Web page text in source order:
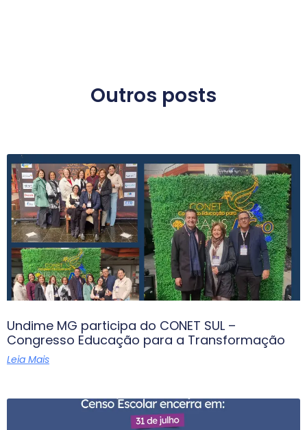
Outros posts
Undime MG participa do CONET SUL –
Congresso Educação para a Transformação
Leia Mais